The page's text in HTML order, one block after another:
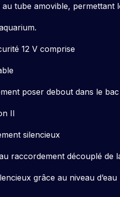
au tube amovible, permettant
12 V comprise
poser debout dans le
II
silencieux
raccordement découplé de
grâce au niveau